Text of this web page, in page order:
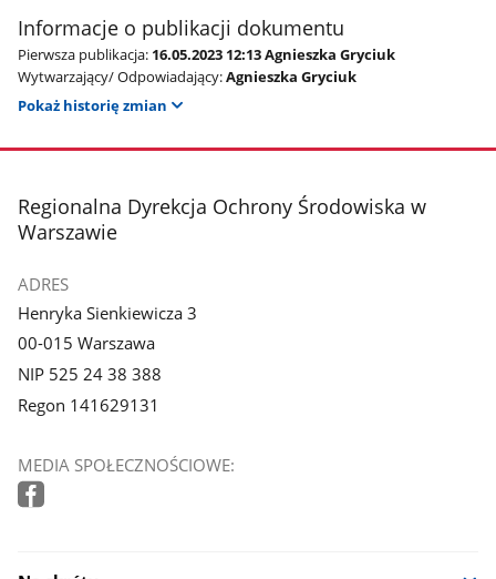
Informacje o publikacji dokumentu
Pierwsza publikacja: 16.05.2023 12:13 Agnieszka Gryciuk
Wytwarzający/ Odpowiadający:Agnieszka Gryciuk
Pokaż historię zmian
stopka
Regionalna Dyrekcja Ochrony Środowiska w
Warszawie
ADRES
Henryka Sienkiewicza 3
00-015 Warszawa
NIP 525 24 38 388
Regon 141629131
MEDIA SPOŁECZNOŚCIOWE: